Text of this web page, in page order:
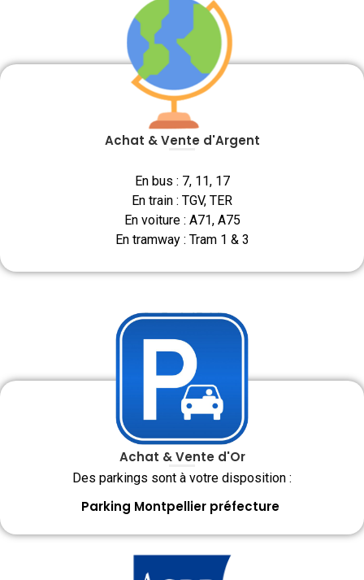
Achat & Vente d'Argent
En bus : 7, 11, 17
En train : TGV, TER
En voiture : A71, A75
En tramway : Tram 1 & 3
Achat & Vente d'Or
Des parkings sont à votre disposition :
Parking Montpellier préfecture